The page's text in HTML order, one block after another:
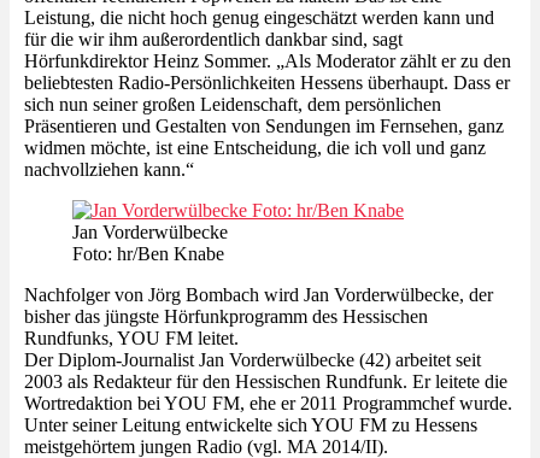
Leistung, die nicht hoch genug eingeschätzt werden kann und
für die wir ihm außerordentlich dankbar sind, sagt
Hörfunkdirektor Heinz Sommer. „Als Moderator zählt er zu den
beliebtesten Radio-Persönlichkeiten Hessens überhaupt. Dass er
sich nun seiner großen Leidenschaft, dem persönlichen
Präsentieren und Gestalten von Sendungen im Fernsehen, ganz
widmen möchte, ist eine Entscheidung, die ich voll und ganz
nachvollziehen kann.“
Jan Vorderwülbecke
Foto: hr/Ben Knabe
Nachfolger von Jörg Bombach wird Jan Vorderwülbecke, der
bisher das jüngste Hörfunkprogramm des Hessischen
Rundfunks, YOU FM leitet.
Der Diplom-Journalist Jan Vorderwülbecke (42) arbeitet seit
2003 als Redakteur für den Hessischen Rundfunk. Er leitete die
Wortredaktion bei YOU FM, ehe er 2011 Programmchef wurde.
Unter seiner Leitung entwickelte sich YOU FM zu Hessens
meistgehörtem jungen Radio (vgl. MA 2014/II).